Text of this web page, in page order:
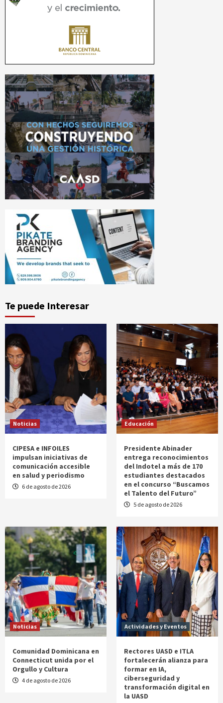
Te puede Interesar
Noticias
CIPESA e INFOILES
impulsan iniciativas de
comunicación accesible
en salud y periodismo
6 de agosto de 2026
Educación
Presidente Abinader
entrega reconocimientos
del Indotel a más de 170
estudiantes destacados
en el concurso “Buscamos
el Talento del Futuro”
5 de agosto de 2026
Noticias
Comunidad Dominicana en
Connecticut unida por el
Orgullo y Cultura
4 de agosto de 2026
Actividades y Eventos
Rectores UASD e ITLA
fortalecerán alianza para
formar en IA,
ciberseguridad y
transformación digital en
la UASD